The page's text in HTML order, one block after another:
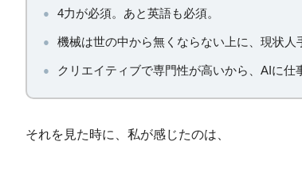
4力が必須。あと英語も必須。
機械は世の中から無くならない上に、現状
クリエイティブで専門性が高いから、AIに仕
それを見た時に、私が感じたのは、